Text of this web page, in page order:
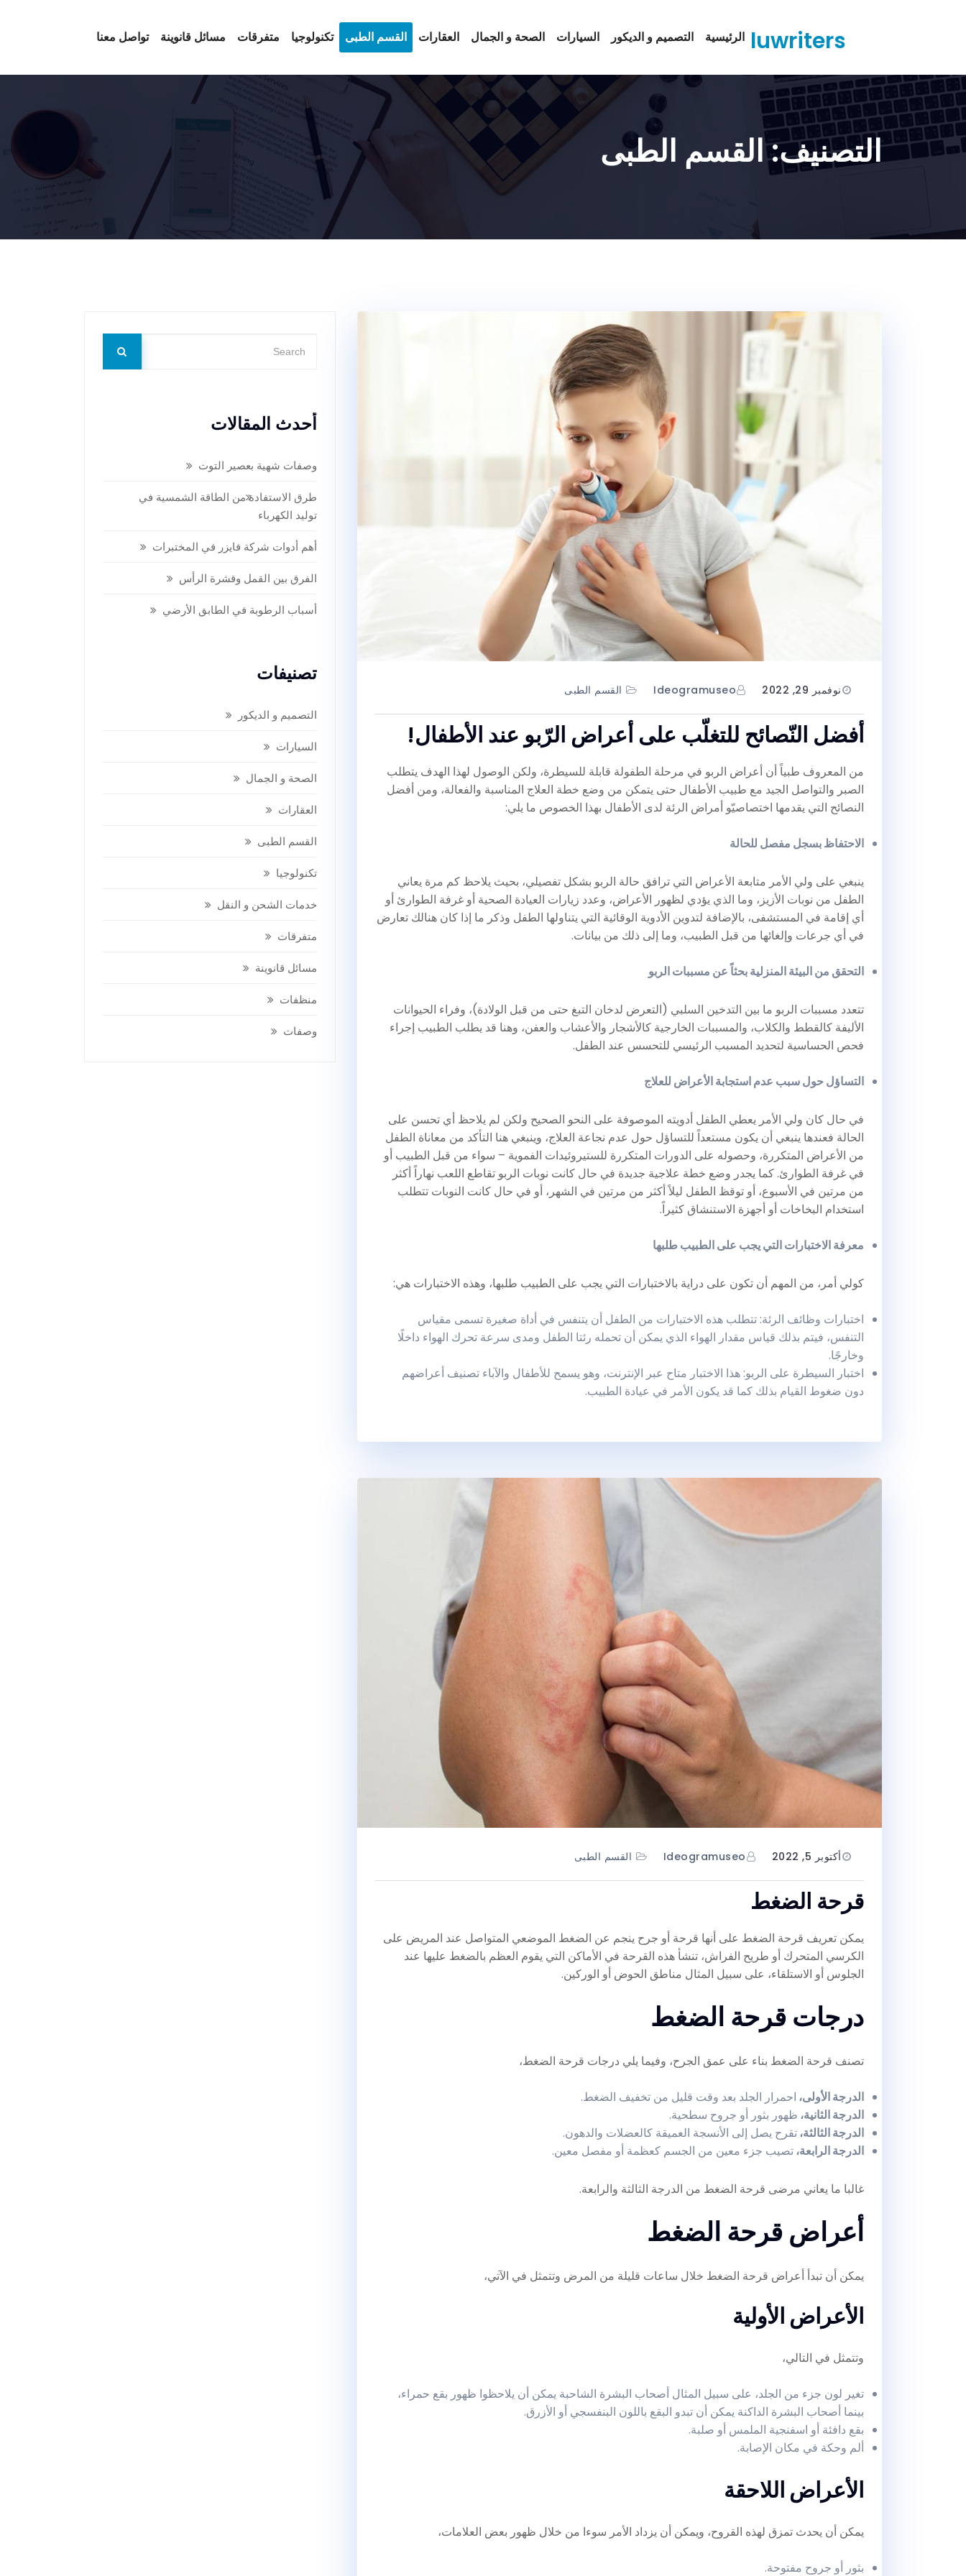
luwriters الرئيسية التصميم و الديكور السيارات الصحة و الجمال العقارات القسم الطبى تكنولوجيا متفرقات مسائل قانوينة تواصل معنا
التصنيف:القسم الطبى
نوفمبر 29, 2022 Ideogramuseo القسم الطبى
أفضل النّصائح للتغلّب على أعراض الرّبو عند الأطفال!
من المعروف طبياً أن أعراض الربو في مرحلة الطفولة قابلة للسيطرة، ولكن الوصول لهذا الهدف يتطلب
الصبر والتواصل الجيد مع طبيب الأطفال حتى يتمكن من وضع خطة العلاج المناسبة والفعالة، ومن أفضل
النصائح التي يقدمها اختصاصيّو أمراض الرئة لدى الأطفال بهذا الخصوص ما يلي:
الاحتفاظ بسجل مفصل للحالة
ينبغي على ولي الأمر متابعة الأعراض التي ترافق حالة الربو بشكل تفصيلي، بحيث يلاحظ كم مرة يعاني
الطفل من نوبات الأزيز، وما الذي يؤدي لظهور الأعراض، وعدد زيارات العيادة الصحية أو غرفة الطوارئ أو
أي إقامة في المستشفى، بالإضافة لتدوين الأدوية الوقائية التي يتناولها الطفل وذكر ما إذا كان هنالك تعارض
في أي جرعات وإلغائها من قبل الطبيب، وما إلى ذلك من بيانات.
التحقق من البيئة المنزلية بحثاً عن مسببات الربو
تتعدد مسببات الربو ما بين التدخين السلبي (التعرض لدخان التبغ حتى من قبل الولادة)، وفراء الحيوانات
الأليفة كالقطط والكلاب، والمسببات الخارجية كالأشجار والأعشاب والعفن، وهنا قد يطلب الطبيب إجراء
فحص الحساسية لتحديد المسبب الرئيسي للتحسس عند الطفل.
التساؤل حول سبب عدم استجابة الأعراض للعلاج
في حال كان ولي الأمر يعطي الطفل أدويته الموصوفة على النحو الصحيح ولكن لم يلاحظ أي تحسن على
الحالة فعندها ينبغي أن يكون مستعداً للتساؤل حول عدم نجاعة العلاج، وينبغي هنا التأكد من معاناة الطفل
من الأعراض المتكررة، وحصوله على الدورات المتكررة للستيروئيدات الفموية – سواء من قبل الطبيب أو
في غرفة الطوارئ. كما يجدر وضع خطة علاجية جديدة في حال كانت نوبات الربو تقاطع اللعب نهاراً أكثر
من مرتين في الأسبوع، أو توقظ الطفل ليلاً أكثر من مرتين في الشهر، أو في حال كانت النوبات تتطلب
استخدام البخاخات أو أجهزة الاستنشاق كثيراً.
معرفة الاختبارات التي يجب على الطبيب طلبها
كولي أمر، من المهم أن تكون على دراية بالاختبارات التي يجب على الطبيب طلبها، وهذه الاختبارات هي:
اختبارات وظائف الرئة: تتطلب هذه الاختبارات من الطفل أن يتنفس في أداة صغيرة تسمى مقياس
التنفس، فيتم بذلك قياس مقدار الهواء الذي يمكن أن تحمله رئتا الطفل ومدى سرعة تحرك الهواء داخلًا
وخارجًا.
اختبار السيطرة على الربو: هذا الاختبار متاح عبر الإنترنت، وهو يسمح للأطفال والآباء تصنيف أعراضهم
دون ضغوط القيام بذلك كما قد يكون الأمر في عيادة الطبيب.
أكتوبر 5, 2022 Ideogramuseo القسم الطبى
قرحة الضغط
يمكن تعريف قرحة الضغط على أنها قرحة أو جرح ينجم عن الضغط الموضعي المتواصل عند المريض على
الكرسي المتحرك أو طريح الفراش، تنشأ هذه القرحة في الأماكن التي يقوم العظم بالضغط عليها عند
الجلوس أو الاستلقاء، على سبيل المثال مناطق الحوض أو الوركين.
درجات قرحة الضغط
تصنف قرحة الضغط بناء على عمق الجرح، وفيما يلي درجات قرحة الضغط،
الدرجة الأولى، احمرار الجلد بعد وقت قليل من تخفيف الضغط.
الدرجة الثانية، ظهور بثور أو جروح سطحية.
الدرجة الثالثة،تقرح يصل إلى الأنسجة العميقة كالعضلات والدهون.
الدرجة الرابعة،تصيب جزء معين من الجسم كعظمة أو مفصل معين.
غالبا ما يعاني مرضى قرحة الضغط من الدرجة الثالثة والرابعة.
أعراض قرحة الضغط
يمكن أن تبدأ أعراض قرحة الضغط خلال ساعات قليلة من المرض وتتمثل في الآتي،
الأعراض الأولية
وتتمثل في التالي،
تغير لون جزء من الجلد، على سبيل المثال أصحاب البشرة الشاحبة يمكن أن يلاحظوا ظهور بقع حمراء،
بينما أصحاب البشرة الداكنة يمكن أن تبدو البقع باللون البنفسجي أو الأزرق.
بقع دافئة أو اسفنجية الملمس أو صلبة.
ألم وحكة في مكان الإصابة.
الأعراض اللاحقة
يمكن أن يحدث تمزق لهذه القروح، ويمكن أن يزداد الأمر سوءا من خلال ظهور بعض العلامات،
بثور أو جروح مفتوحة.
أحدث المقالات
وصفات شهية بعصير التوت
طرق الاستفادة من الطاقة الشمسية في
توليد الكهرباء
أهم أدوات شركة فايزر في المختبرات
الفرق بين القمل وقشرة الرأس
أسباب الرطوبة في الطابق الأرضي
تصنيفات
التصميم و الديكور
السيارات
الصحة و الجمال
العقارات
القسم الطبى
تكنولوجيا
خدمات الشحن و النقل
متفرقات
مسائل قانوينة
منظفات
وصفات